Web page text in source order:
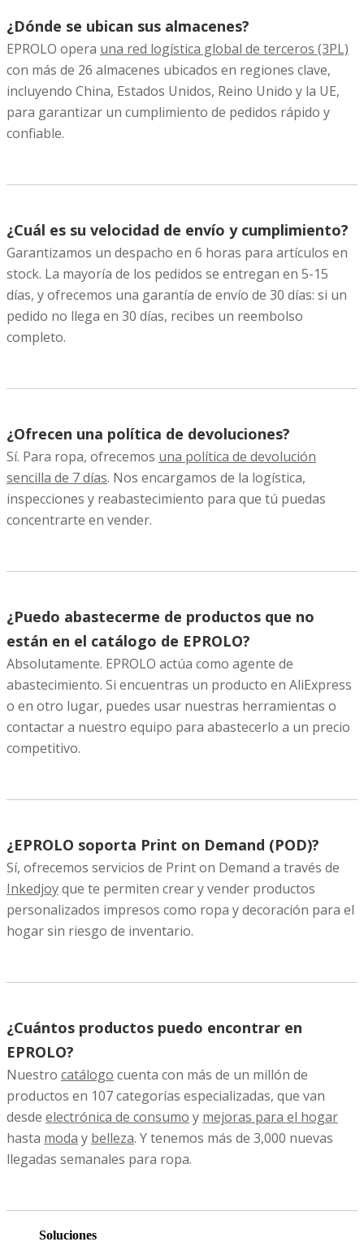
¿Dónde se ubican sus almacenes?
EPROLO opera una red logística global de terceros (3PL)
con más de 26 almacenes ubicados en regiones clave,
incluyendo China, Estados Unidos, Reino Unido y la UE,
para garantizar un cumplimiento de pedidos rápido y
confiable.
¿Cuál es su velocidad de envío y cumplimiento?
Garantizamos un despacho en 6 horas para artículos en
stock. La mayoría de los pedidos se entregan en 5-15
días, y ofrecemos una garantía de envío de 30 días: si un
pedido no llega en 30 días, recibes un reembolso
completo.
¿Ofrecen una política de devoluciones?
Sí. Para ropa, ofrecemos una política de devolución
sencilla de 7 días. Nos encargamos de la logística,
inspecciones y reabastecimiento para que tú puedas
concentrarte en vender.
¿Puedo abastecerme de productos que no
están en el catálogo de EPROLO?
Absolutamente. EPROLO actúa como agente de
abastecimiento. Si encuentras un producto en AliExpress
o en otro lugar, puedes usar nuestras herramientas o
contactar a nuestro equipo para abastecerlo a un precio
competitivo.
¿EPROLO soporta Print on Demand (POD)?
Sí, ofrecemos servicios de Print on Demand a través de
Inkedjoyque te permiten crear y vender productos
personalizados impresos como ropa y decoración para el
hogar sin riesgo de inventario.
¿Cuántos productos puedo encontrar en
EPROLO?
Nuestro catálogo cuenta con más de un millón de
productos en 107 categorías especializadas, que van
desde electrónica de consumo y mejoras para el hogar
hasta moda y belleza. Y tenemos más de 3,000 nuevas
llegadas semanales para ropa.
Soluciones